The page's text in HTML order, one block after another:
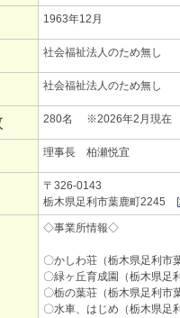
1963年12月
社会福祉法人のため無し
社会福祉法人のため無し
280名 ※2026年2月現在
理事長 柏瀬悦宜
〒326-0143
栃木県足利市葉鹿町2245 [
◇事業所情報◇
〇かしわ荘（栃木県足利市
〇緑ヶ丘育成園（栃木県足
〇栃の葉荘（栃木県足利市
〇水車、はじめ（栃木県足